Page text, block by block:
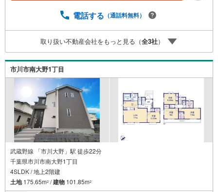
ュレーション。「月々いくらなら安心か」をプロが明確に
はありません。専属FPがお引渡し後も一生涯お守りしま
す。 Yahoo！不動産キャンペーン対象店舗 当店でのご成約
でPayPayボーナスがもらえるキャンペーン対象です！※必
ずYahoo！ JAPAN IDでログインの上お問い合わせくださ
い。
電話する （通話料無料）
取り扱い不動産会社をもっと見る（全3社）
市川市南大野1丁目
武蔵野線 「市川大野」駅 徒歩22分
千葉県市川市南大野1丁目
4SLDK / 地上2階建
土地175.65m2 /建物 101.85m2